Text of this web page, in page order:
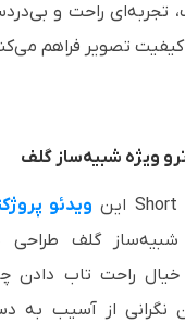
تجربه‌ای راحت و
کیفیت تصویر فراهم
ویژه شبیه‌ساز گلف
ویدئو
گلف طراحی
خیال راحت تاب دادن
نگرانی از آسیب به